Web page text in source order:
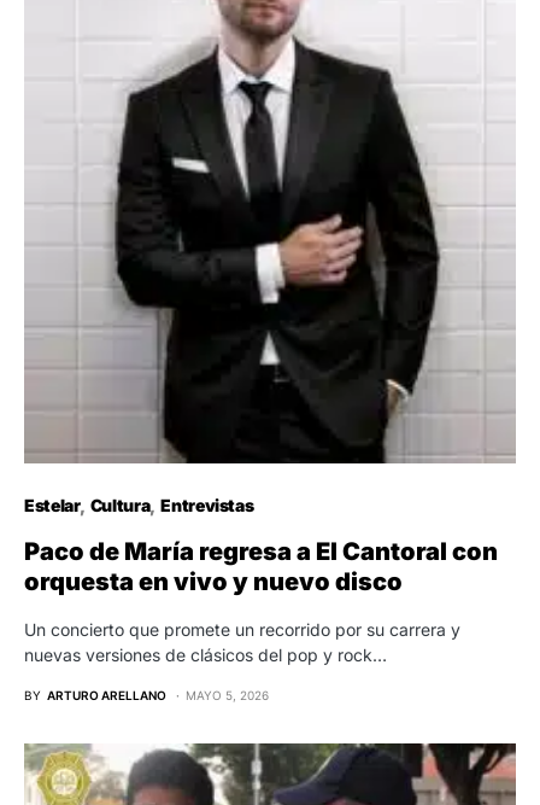
Estelar Cultura Entrevistas
Paco de María regresa a El Cantoral con
orquesta en vivo y nuevo disco
Un concierto que promete un recorrido por su carrera y
nuevas versiones de clásicos del pop y rock…
BY ARTURO ARELLANO MAYO 5, 2026